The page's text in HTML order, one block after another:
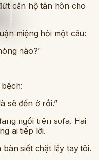
căn hộ tân hôn cho
miệng hỏi một câu:
nào?”
sẽ đến ở rồi.”
ngồi trên sofa. Hai
ai tiếp lời.
bàn siết chặt lấy tay tôi.